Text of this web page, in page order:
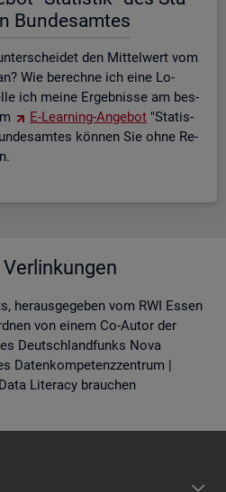
Bun­des­am­tes
den Mit­tel­wert vom
Wie be­rech­ne ich eine Lo­
ich meine Er­geb­nis­se am bes­
E-Lear­ning-An­ge­bot "Sta­tis­
kön­nen Sie ohne Re­
herausgegeben vom RWI Essen
von einem Co-Autor der
Deutschlandfunks Nova
Datenkompetenzzentrum |
Literacy brauchen